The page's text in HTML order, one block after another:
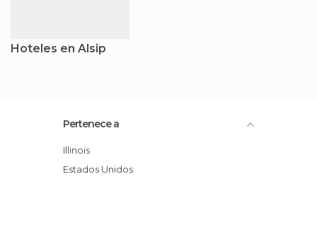
Hoteles en Alsip
Pertenece a
Illinois
Estados Unidos